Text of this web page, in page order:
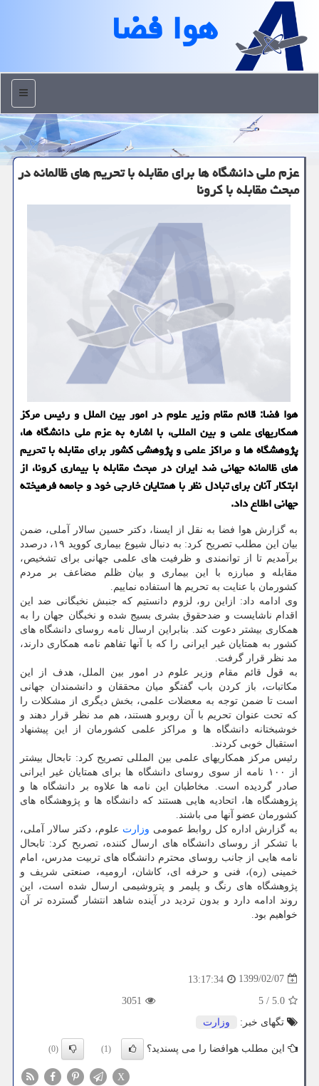
هوا فضا
منو
عزم ملی دانشگاه ها برای مقابله با تحریم های ظالمانه در
مبحث مقابله با كرونا
هوا فضا: قائم مقام وزیر علوم در امور بین الملل و رئیس مركز
همكاریهای علمی و بین المللی، با اشاره به عزم ملی دانشگاه ها،
پژوهشگاه ها و مراكز علمی و پژوهشی كشور برای مقابله با تحریم
های ظالمانه جهانی ضد ایران در مبحث مقابله با بیماری كرونا، از
ابتكار آنان برای تبادل نظر با همتایان خارجی خود و جامعه فرهیخته
جهانی اطلاع داد.
به گزارش هوا فضا به نقل از ایسنا، دکتر حسین سالار آملی، ضمن
بیان این مطلب تصریح کرد: به دنبال شیوع بیماری کووید ۱۹، درصدد
برآمدیم تا از توانمندی و ظرفیت های علمی جهانی برای تشخیص،
مقابله و مبارزه با این بیماری و بیان ظلم مضاعف بر مردم
کشورمان با عنایت به تحریم ها استفاده نماییم.
وی ادامه داد: ازاین رو، لزوم دانستیم که جنبش نخبگانی ضد این
اقدام ناشایست و ضدحقوق بشری بسیج شده و نخبگان جهان را به
همکاری بیشتر دعوت کند. بنابراین ارسال نامه روسای دانشگاه های
کشور به همتایان غیر ایرانی را که با آنها تفاهم نامه همکاری دارند،
مد نظر قرار گرفت.
به قول قائم مقام وزیر علوم در امور بین الملل، هدف از این
مکاتبات، باز کردن باب گفتگو میان محققان و دانشمندان جهانی
است تا ضمن توجه به معضلات علمی، بخش دیگری از مشکلات را
که تحت عنوان تحریم با آن روبرو هستند، هم مد نظر قرار دهند و
خوشبختانه دانشگاه ها و مراکز علمی کشورمان از این پیشنهاد
استقبال خوبی کردند.
رئیس مرکز همکاریهای علمی بین المللی تصریح کرد: تابحال بیشتر
از ۱۰۰ نامه از سوی روسای دانشگاه ها برای همتایان غیر ایرانی
صادر گردیده است. مخاطبان این نامه ها علاوه بر دانشگاه ها و
پژوهشگاه ها، اتحادیه هایی هستند که دانشگاه ها و پژوهشگاه های
کشورمان عضو آنها می باشند.
به گزارش اداره کل روابط عمومی وزارت علوم، دکتر سالار آملی،
با تشکر از روسای دانشگاه های ارسال کننده، تصربح کرد: تابحال
نامه هایی از جانب روسای محترم دانشگاه های تربیت مدرس، امام
خمینی (ره)، فنی و حرفه ای، کاشان، ارومیه، صنعتی شریف و
پژوهشگاه های رنگ و پلیمر و پتروشیمی ارسال شده است، این
روند ادامه دارد و بدون تردید در آینده شاهد انتشار گسترده تر آن
خواهیم بود.
1399/02/07
13:17:34
5.0
/
5
3051
تگهای خبر:
وزارت
این مطلب هوافضا را می پسندید؟ (1)
(0)
X